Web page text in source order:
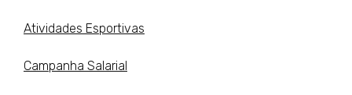
Atividades Esportivas
Campanha Salarial